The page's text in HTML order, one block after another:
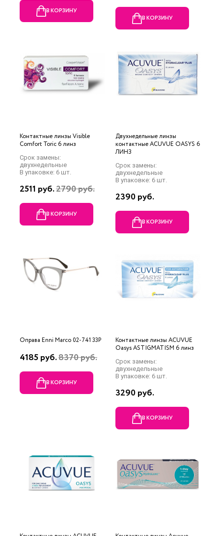
В КОРЗИНУ
В КОРЗИНУ
Контактные линзы Visible
Comfort Toric 6 линз
Срок замены:
двухнедельные
В упаковке: 6 шт.
2511 руб.2790 руб.
В КОРЗИНУ
Двухнедельные линзы
контактные ACUVUE OASYS 6
ЛИНЗ
Срок замены:
двухнедельные
В упаковке: 6 шт.
2390 руб.
В КОРЗИНУ
Оправа Enni Marco 02-741 33P
4185 руб.8370 руб.
В КОРЗИНУ
Контактные линзы ACUVUE
Oasys ASTIGMATISM 6 линз
Срок замены:
двухнедельные
В упаковке: 6 шт.
3290 руб.
В КОРЗИНУ